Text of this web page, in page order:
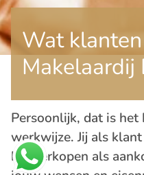
Wat
Makelaardij
Persoonlijk, dat is
werkwijze. Jij als
het verkopen als